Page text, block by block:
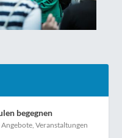
begegnen
Angebote ,Veranstaltungen